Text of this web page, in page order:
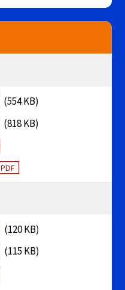
(554 KB)
(818 KB)
PDF
(120 KB)
(115 KB)